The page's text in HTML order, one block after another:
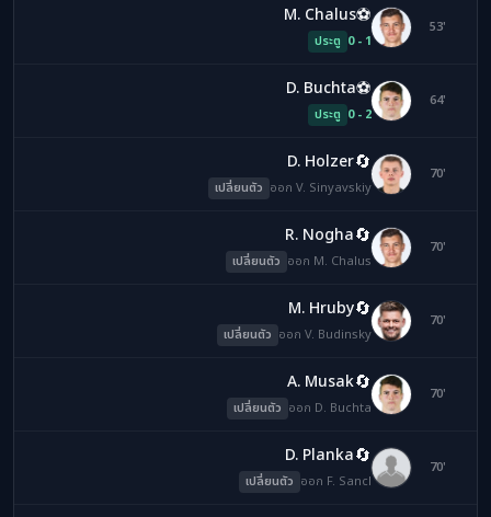
53'
MC
M. Chalus⚽
ประตู 0 - 1
64'
DB
D. Buchta⚽
ประตู 0 - 2
70'
VS
D. Holzer🔄
เปลี่ยนตัว ออก V. Sinyavskiy
70'
MC
R. Nogha🔄
เปลี่ยนตัว ออก M. Chalus
70'
VB
M. Hruby🔄
เปลี่ยนตัว ออก V. Budinsky
70'
DB
A. Musak🔄
เปลี่ยนตัว ออก D. Buchta
70'
FS
D. Planka🔄
เปลี่ยนตัว ออก F. Sancl